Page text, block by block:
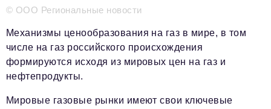
partner@business-magazine.online
© ООО Региональные новости
Механизмы ценообразования на газ в мире, в том
числе на газ российского происхождения
формируются исходя из мировых цен на газ и
нефтепродукты.
Мировые газовые рынки имеют свои ключевые